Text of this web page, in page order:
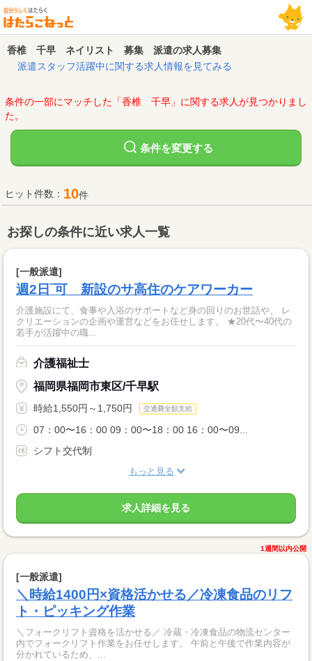
香椎 千早 ネイリスト 募集 派遣の求人募集
派遣スタッフ活躍中に関する求人情報を見てみる
条件の一部にマッチした「香椎 千早」に関する求人が見つかりまし
た。
条件を変更する
ヒット件数： 10件
お探しの条件に近い求人一覧
[一般派遣]
週2日‾可 新設のサ高住のケアワーカー
介護施設にて、食事や入浴のサポートなど身の回りのお世話や、 レ
クリエーションの企画や運営などをお任せします。 ★20代〜40代の
若手が活躍中の職...
介護福祉士
福岡県福岡市東区/千早駅
時給1,550円～1,750円 交通費全額支給
07：00〜16：00 09：00〜18：00 16：00〜09...
シフト交代制
もっと見る
求人詳細を見る
1週間以内公開
[一般派遣]
＼時給1400円×資格活かせる／冷凍食品のリフ
ト・ピッキング作業
＼フォークリフト資格を活かせる／ 冷蔵・冷凍食品の物流センター
内でフォークリフト作業をお任せします。 午前と午後で作業内容が
分かれているため、...